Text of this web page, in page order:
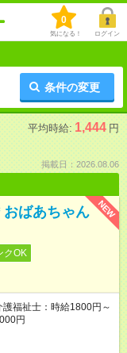
0
気になる！ ログイン
条件の変更
平均時給: 1,444 円
掲載日：2026.08.06
NEW
ばあちゃん
クOK
福祉士：時給1800円～
円